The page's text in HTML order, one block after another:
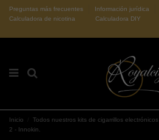
Preguntas más frecuentes Información jurídica
Calculadora de nicotina
Calculadora DIY
Inicio Todos nuestros kits de cigarrillos electrónicos
2 - Innokin.